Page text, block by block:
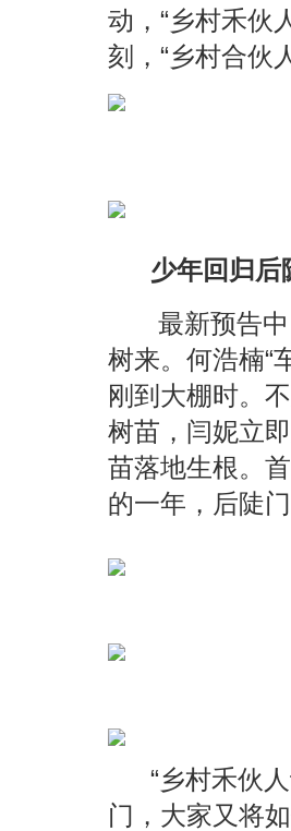
动，“乡村禾伙
刻，“乡村合伙
少年回归后
最新预告
树来。何浩楠“
刚到大棚时。
树苗，闫妮立
苗落地生根。
的一年，后陡
“乡村禾伙
门，大家又将